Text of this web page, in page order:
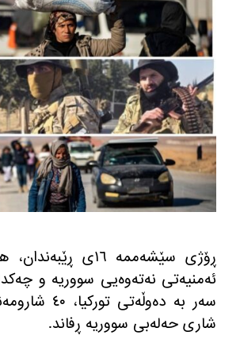
ڕۆژی سێشه‌ممه‌ ١٦ی
ئه‌منیه‌تی نه‌ته‌وه‌یی سووریه و
سه‌ر به‌
شاری حه‌له‌بی سووریه ڕفاند.